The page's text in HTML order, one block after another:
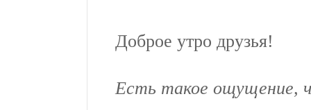
Доброе утро друзья!
Есть такое ощущение,